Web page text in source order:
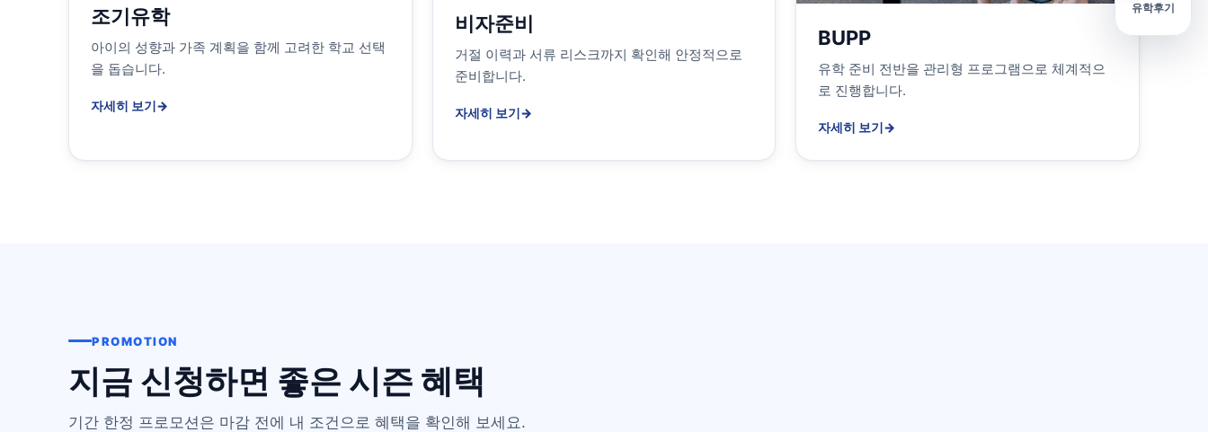
조기유학
아이의 성향과 가족 계획을 함께 고려한 학교 선택
을 돕습니다.
자세히 보기→
비자준비
거절 이력과 서류 리스크까지 확인해 안정적으로
준비합니다.
자세히 보기→
BUPP
유학 준비 전반을 관리형 프로그램으로 체계적으
로 진행합니다.
자세히 보기→
PROMOTION
지금 신청하면 좋은 시즌 혜택
기간 한정 프로모션은 마감 전에 내 조건으로 혜택을 확인해 보세요.
유학후기